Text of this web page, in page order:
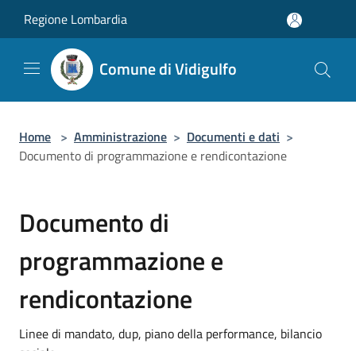
Regione Lombardia
Comune di Vidigulfo
Home > Amministrazione > Documenti e dati >
Documento di programmazione e rendicontazione
Documento di
programmazione e
rendicontazione
Linee di mandato, dup, piano della performance, bilancio